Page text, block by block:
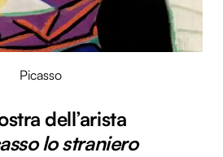
Picasso
dell’arista
lo straniero